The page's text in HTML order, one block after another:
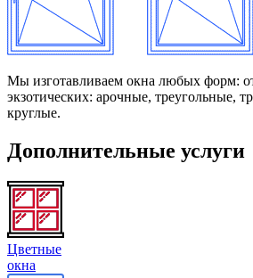
Мы изготавливаем окна любых форм:
экзотических: арочные, треугольные,
круглые.
Дополнительные услуги
Цветные
окна